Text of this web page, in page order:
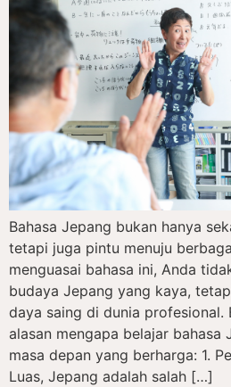
Bahasa Jepang bukan hanya
tetapi juga pintu menuju
menguasai bahasa ini, Anda
budaya Jepang yang kaya,
daya saing di dunia profesional.
alasan mengapa belajar bahasa
masa depan yang berharga: 1.
Luas, Jepang adalah salah […]